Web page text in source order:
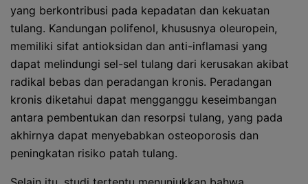
yang berkontribusi pada kepadatan dan kekuatan
tulang. Kandungan polifenol, khususnya oleuropein,
memiliki sifat antioksidan dan anti-inflamasi yang
dapat melindungi sel-sel tulang dari kerusakan akibat
radikal bebas dan peradangan kronis. Peradangan
kronis diketahui dapat mengganggu keseimbangan
antara pembentukan dan resorpsi tulang, yang pada
akhirnya dapat menyebabkan osteoporosis dan
peningkatan risiko patah tulang.